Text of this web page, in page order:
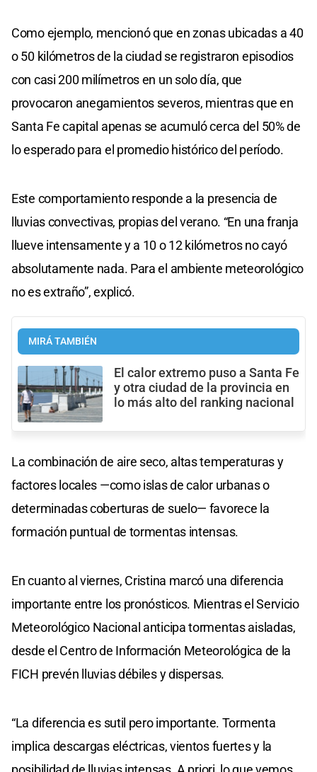
Como ejemplo, mencionó que en zonas ubicadas a 40
o 50 kilómetros de la ciudad se registraron episodios
con casi 200 milímetros en un solo día, que
provocaron anegamientos severos, mientras que en
Santa Fe capital apenas se acumuló cerca del 50% de
lo esperado para el promedio histórico del período.
Este comportamiento responde a la presencia de
lluvias convectivas, propias del verano. “En una franja
llueve intensamente y a 10 o 12 kilómetros no cayó
absolutamente nada. Para el ambiente meteorológico
no es extraño”, explicó.
MIRÁ TAMBIÉN
El calor extremo puso a Santa Fe
y otra ciudad de la provincia en
lo más alto del ranking nacional
La combinación de aire seco, altas temperaturas y
factores locales —como islas de calor urbanas o
determinadas coberturas de suelo— favorece la
formación puntual de tormentas intensas.
En cuanto al viernes, Cristina marcó una diferencia
importante entre los pronósticos. Mientras el Servicio
Meteorológico Nacional anticipa tormentas aisladas,
desde el Centro de Información Meteorológica de la
FICH prevén lluvias débiles y dispersas.
“La diferencia es sutil pero importante. Tormenta
implica descargas eléctricas, vientos fuertes y la